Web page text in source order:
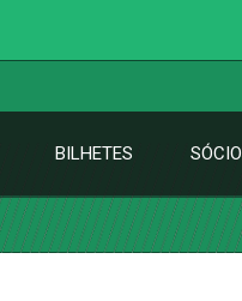
BILHETES